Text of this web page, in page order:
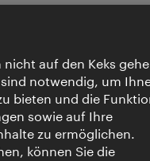
auf den Keks
sind notwendig, um
bieten und die
sowie auf Ihre
zu ermöglichen.
können Sie die